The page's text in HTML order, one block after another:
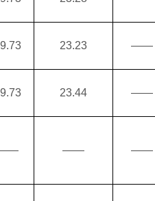
23.23 ——
23.44 ——
—— ——